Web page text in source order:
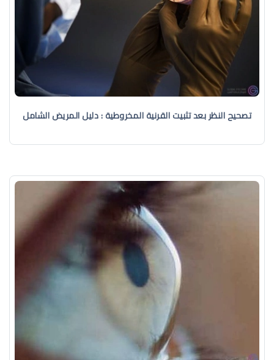
تصحيح النظر بعد تثبيت القرنية المخروطية : دليل المريض الشامل